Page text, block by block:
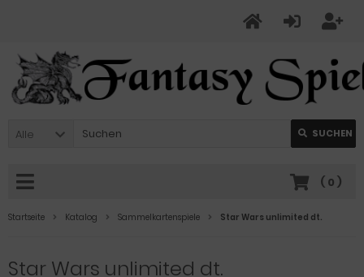
Alle SUCHEN
( 0 )
Startseite Katalog Sammelkartenspiele Star Wars unlimited dt.
Star Wars unlimited dt.